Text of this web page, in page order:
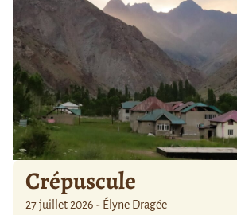
Crépuscule
27 juillet 2026 - Élyne Dragée